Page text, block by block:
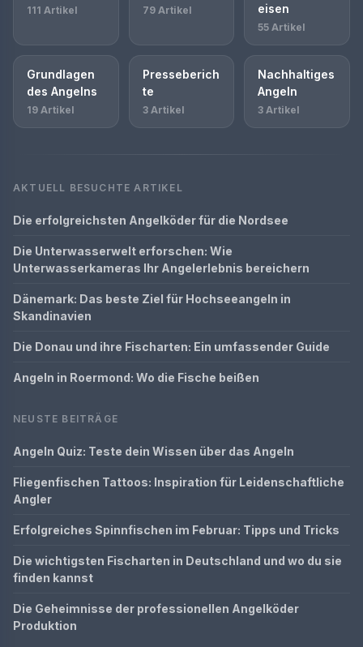
111 Artikel 79 Artikel
eisen
55 Artikel
Grundlagen
des Angelns
19 Artikel
Presseberich
te
3 Artikel
Nachhaltiges
Angeln
3 Artikel
AKTUELL BESUCHTE ARTIKEL
Die erfolgreichsten Angelköder für die Nordsee
Die Unterwasserwelt erforschen: Wie
Unterwasserkameras Ihr Angelerlebnis bereichern
Dänemark: Das beste Ziel für Hochseeangeln in
Skandinavien
Die Donau und ihre Fischarten: Ein umfassender Guide
Angeln in Roermond: Wo die Fische beißen
NEUSTE BEITRÄGE
Angeln Quiz: Teste dein Wissen über das Angeln
Fliegenfischen Tattoos: Inspiration für Leidenschaftliche
Angler
Erfolgreiches Spinnfischen im Februar: Tipps und Tricks
Die wichtigsten Fischarten in Deutschland und wo du sie
finden kannst
Die Geheimnisse der professionellen Angelköder
Produktion